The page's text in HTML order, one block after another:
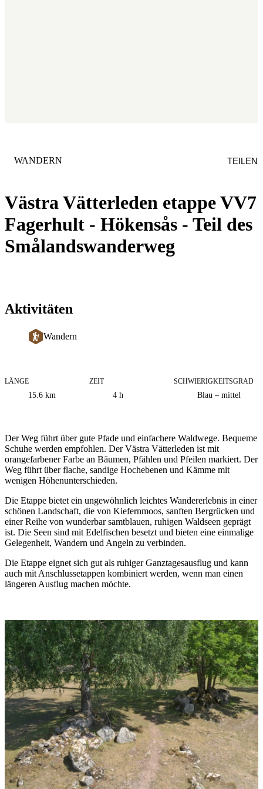
Västra Vätterleden etappe VV7
Fagerhult - Hökensås - Teil des
Smålandswanderweg
KATEGORIE
WANDERN TEILEN
Aktivitäten
Wandern
Informationen
zum
LÄNGE
15.6 km
ZEIT
4 h
SCHWIERIGKEITSGRAD
Blau – mittel
Der Weg führt über gute Pfade und einfachere Waldwege. Bequeme
Schuhe werden empfohlen. Der Västra Vätterleden ist mit
orangefarbener Farbe an Bäumen, Pfählen und Pfeilen markiert. Der
Weg führt über flache, sandige Hochebenen und Kämme mit
wenigen Höhenunterschieden.
Die Etappe bietet ein ungewöhnlich leichtes Wandererlebnis in einer
schönen Landschaft, die von Kiefernmoos, sanften Bergrücken und
einer Reihe von wunderbar samtblauen, ruhigen Waldseen geprägt
ist. Die Seen sind mit Edelfischen besetzt und bieten eine einmalige
Gelegenheit, Wandern und Angeln zu verbinden.
Die Etappe eignet sich gut als ruhiger Ganztagesausflug und kann
auch mit Anschlussetappen kombiniert werden, wenn man einen
längeren Ausflug machen möchte.
Bildergalerie